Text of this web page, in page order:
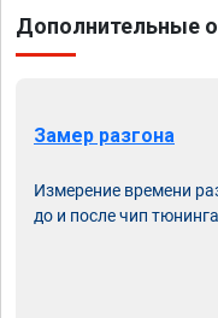
Дополнительные
Замер разгона
Измерение времени
до и после чип тюнинга